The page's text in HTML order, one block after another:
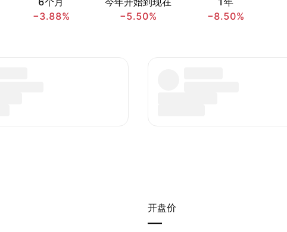
−3.88%
−5.50%
−8.50%
开盘价
—